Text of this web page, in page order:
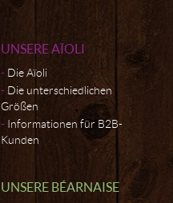
UNSERE AÏOLI
Die Aïoli
Die unterschiedlichen
Größen
Informationen für B2B-
Kunden
UNSERE BÉARNAISE